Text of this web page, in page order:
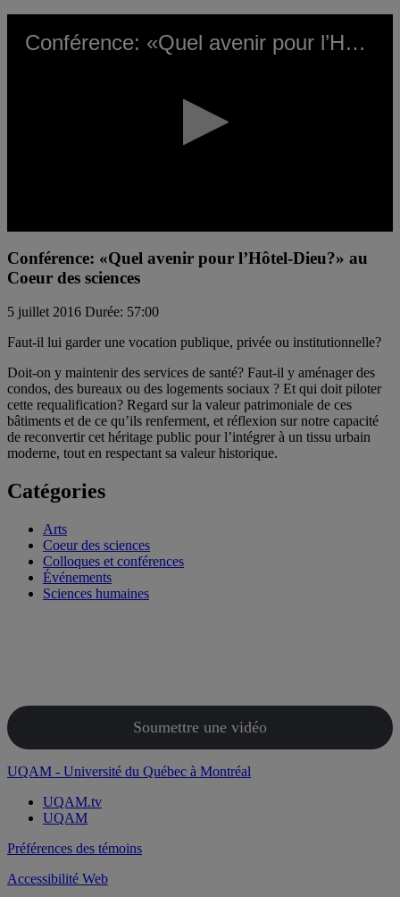
Conférence: «Quel avenir pour l’Hôtel-Dieu?» au Coeur des sciences
seconds
of
0
Conférence: «Quel avenir pour l’Hôtel-Dieu?» au
Coeur des sciences
5 juillet 2016 Durée: 57:00
Faut-il lui garder une vocation publique, privée ou institutionnelle?
Doit-on y maintenir des services de santé? Faut-il y aménager des
condos, des bureaux ou des logements sociaux ? Et qui doit piloter
cette requalification? Regard sur la valeur patrimoniale de ces
bâtiments et de ce qu’ils renferment, et réflexion sur notre capacité
de reconvertir cet héritage public pour l’intégrer à un tissu urbain
moderne, tout en respectant sa valeur historique.
Catégories
Arts
Coeur des sciences
Colloques et conférences
Événements
Sciences humaines
Soumettre une vidéo
UQAM - Université du Québec à Montréal
UQAM.tv
UQAM
Préférences des témoins
Accessibilité Web